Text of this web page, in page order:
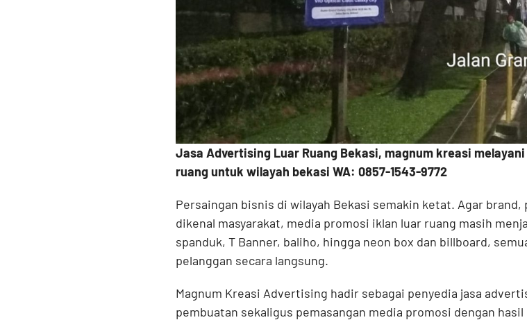
Jasa Advertising Luar Ruang Bekasi, magnum kreasi
ruang untuk wilayah bekasi WA: 0857-1543-9772
Persaingan bisnis di wilayah Bekasi semakin ketat. Agar brand,
dikenal masyarakat, media promosi iklan luar ruang masih
spanduk, T Banner, baliho, hingga neon box dan billboard,
pelanggan secara langsung.
Magnum Kreasi Advertising hadir sebagai penyedia jasa
pembuatan sekaligus pemasangan media promosi dengan